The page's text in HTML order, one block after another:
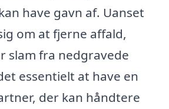
have gavn af. Uanset
om at fjerne affald,
slam fra nedgravede
essentielt at have en
der kan håndtere